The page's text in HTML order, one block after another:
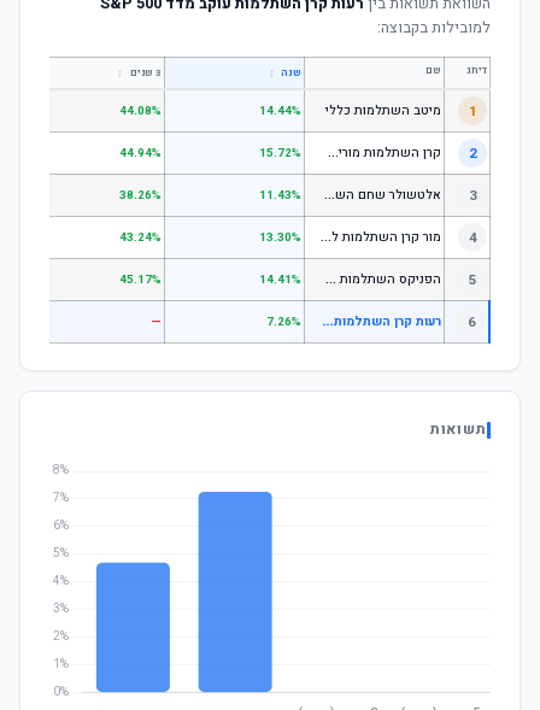
למובילות בקבוצה:
דירוג שם שנה ↕ 3 שנים ↕
1 מיטב השתלמות כללי 14.44%
44.08%
2 ק
רן השתלמות מורים וגננות המסלול הרגיל - מסלול כללי 15.72%
44.94%
3 א
לטשולר שחם השתלמות כללי 11.43%
38.26%
4 מ
ור קרן השתלמות לשכירים ולעצמאים - כללי 13.30%
43.24%
5 ה
פניקס השתלמות כללי 14.41%
45.17%
6 ר
עות קרן השתלמות עוקב מדד S&P 500 7.26%
—
תשואות